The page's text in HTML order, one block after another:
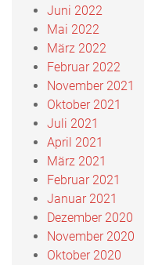
Juni 2022
Mai 2022
März 2022
Februar 2022
November 2021
Oktober 2021
Juli 2021
April 2021
März 2021
Februar 2021
Januar 2021
Dezember 2020
November 2020
Oktober 2020